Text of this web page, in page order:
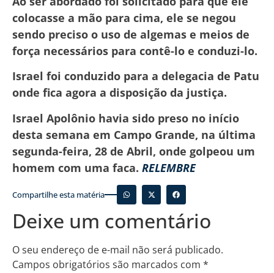
colocasse a mão para cima, ele se negou
sendo preciso o uso de algemas e meios de
força necessários para contê-lo e conduzi-lo.
Israel foi conduzido para a delegacia de Patu
onde fica agora a disposição da justiça.
Israel Apolônio havia sido preso no início
desta semana em Campo Grande, na última
segunda-feira, 28 de Abril, onde golpeou um
homem com uma faca. RELEMBRE
Compartilhe esta matéria
Deixe um comentário
O seu endereço de e-mail não será publicado.
Campos obrigatórios são marcados com *